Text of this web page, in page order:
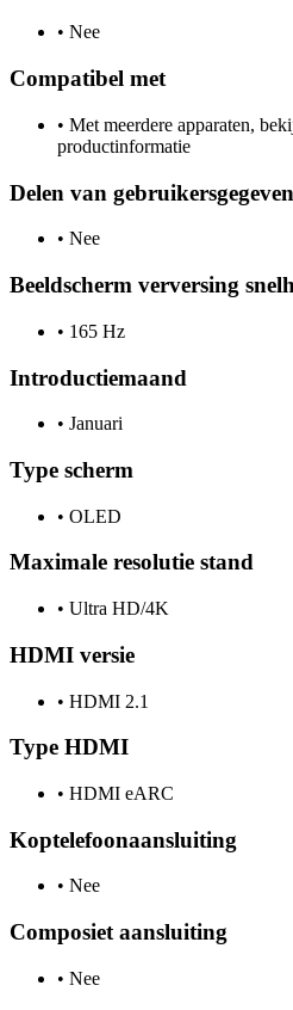
• Nee
Compatibel met
• Met meerdere apparaten,
productinformatie
Delen van
• Nee
Beeldscherm verversing
• 165 Hz
Introductiemaand
• Januari
Type scherm
• OLED
Maximale resolutie stand
• Ultra HD/4K
HDMI versie
• HDMI 2.1
Type HDMI
• HDMI eARC
Koptelefoonaansluiting
• Nee
Composiet aansluiting
• Nee